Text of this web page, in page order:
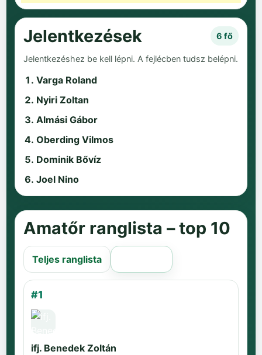
Jelentkezések 6 fő
Jelentkezéshez be kell lépni. A fejlécben tudsz belépni.
Varga Roland
Nyiri Zoltan
Almási Gábor
Oberding Vilmos
Dominik Bővíz
Joel Nino
Amatőr ranglista – top 10
Teljes ranglista
#1
ifj. Benedek Zoltán